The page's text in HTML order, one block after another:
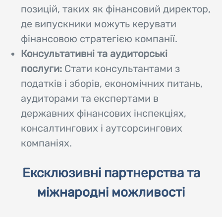
позицій, таких як фінансовий директор,
де випускники можуть керувати
фінансовою стратегією компанії.
Консультативні та аудиторські
послуги: Стати консультантами з
податків і зборів, економічних питань,
аудиторами та експертами в
державних фінансових інспекціях,
консалтингових і аутсорсингових
компаніях.
Ексклюзивні партнерства та
міжнародні можливості